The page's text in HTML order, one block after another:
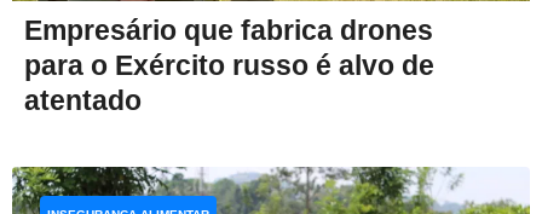
Empresário que fabrica drones
para o Exército russo é alvo de
atentado